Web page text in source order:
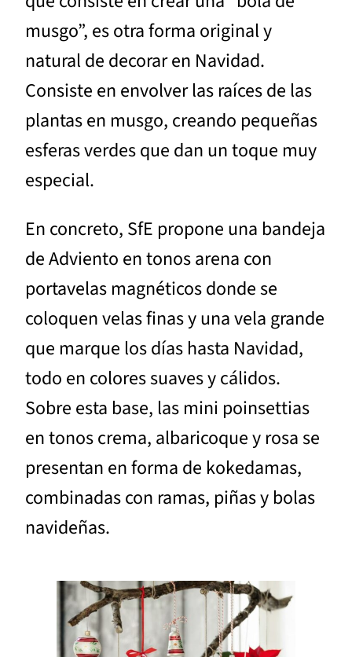
musgo”, es otra forma original y
natural de decorar en Navidad.
Consiste en envolver las raíces de las
plantas en musgo, creando pequeñas
esferas verdes que dan un toque muy
especial.
En concreto, SfE propone una bandeja
de Adviento en tonos arena con
portavelas magnéticos donde se
coloquen velas finas y una vela grande
que marque los días hasta Navidad,
todo en colores suaves y cálidos.
Sobre esta base, las mini poinsettias
en tonos crema, albaricoque y rosa se
presentan en forma de kokedamas,
combinadas con ramas, piñas y bolas
navideñas.